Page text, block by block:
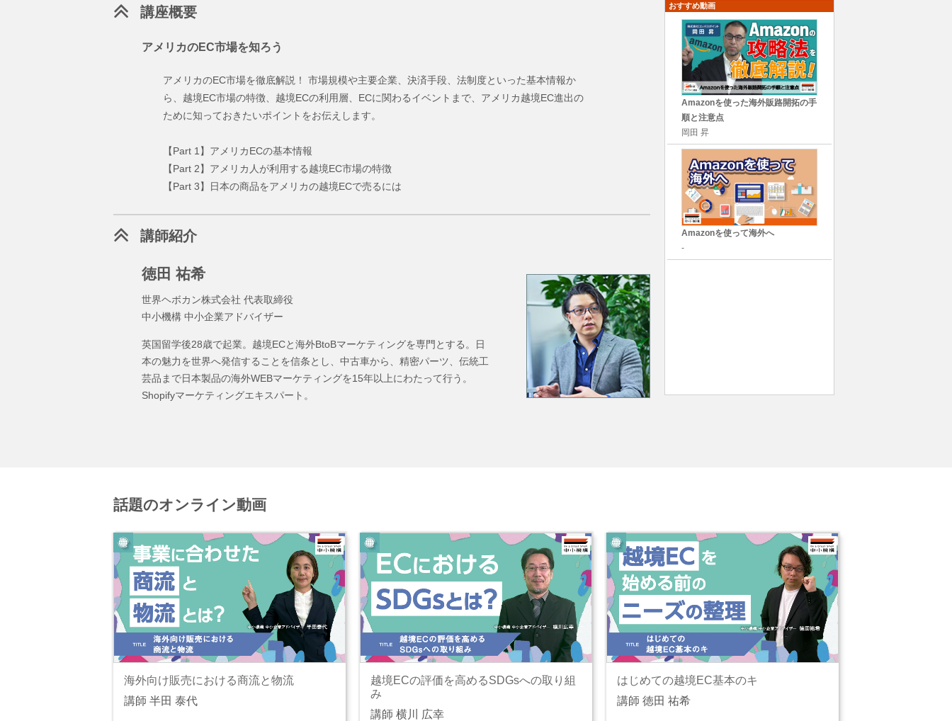
講座概要
アメリカのEC市場を知ろう
アメリカのEC市場を徹底解説！ 市場規模や主要企業、決済手段、法制度といった基本情報か
ら、越境EC市場の特徴、越境ECの利用層、ECに関わるイベントまで、アメリカ越境EC進出の
ために知っておきたいポイントをお伝えします。
【Part 1】アメリカECの基本情報
【Part 2】アメリカ人が利用する越境EC市場の特徴
【Part 3】日本の商品をアメリカの越境ECで売るには
講師紹介
徳田 祐希
世界ヘボカン株式会社 代表取締役
中小機構 中小企業アドバイザー
英国留学後28歳で起業。越境ECと海外BtoBマーケティングを専門とする。日
本の魅力を世界へ発信することを信条とし、中古車から、精密パーツ、伝統工
芸品まで日本製品の海外WEBマーケティングを15年以上にわたって行う。
Shopifyマーケティングエキスパート。
おすすめ動画
Amazonを使った海外販路開拓の手
順と注意点
岡田 昇
Amazonを使って海外へ
-
話題のオンライン動画
海外向け販売における商流と物流
講師 半田 泰代
越境ECの評価を高めるSDGsへの取り組
み
講師 横川 広幸
はじめての越境EC基本のキ
講師 徳田 祐希